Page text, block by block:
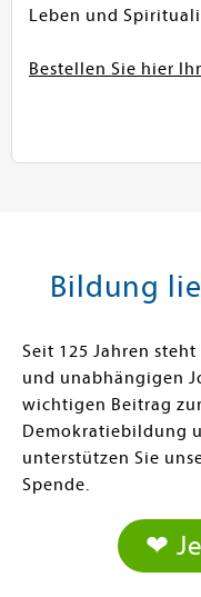
Leben und
Bestellen Sie hier
Bildung
Seit 125 Jahren
und unabhängigen
wichtigen Beitrag
Demokratiebildung
unterstützen Sie
Spende.
❤